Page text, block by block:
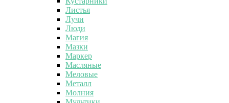
Листья
Лучи
Люди
Магия
Мазки
Маркер
Масляные
Меловые
Металл
Молния